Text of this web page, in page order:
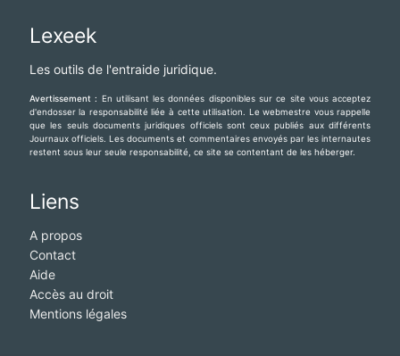
Lexeek
Les outils de l'entraide juridique.
Avertissement : En utilisant les données disponibles sur ce site vous acceptez
d'endosser la responsabilité liée à cette utilisation. Le webmestre vous rappelle
que les seuls documents juridiques officiels sont ceux publiés aux différents
Journaux officiels. Les documents et commentaires envoyés par les internautes
restent sous leur seule responsabilité, ce site se contentant de les héberger.
Liens
A propos
Contact
Aide
Accès au droit
Mentions légales